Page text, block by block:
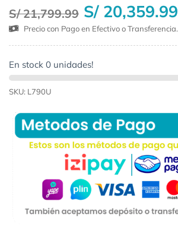
S/ 21,799.99 S/ 20,359.99
Precio con Pago en Efectivo o Transferencia.
En stock 0 unidades!
SKU: L790U